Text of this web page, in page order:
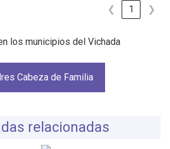
❮ 1 ❯
los municipios del Vichada
Cabeza de Familia
relacionadas